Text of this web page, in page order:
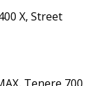
X, Street